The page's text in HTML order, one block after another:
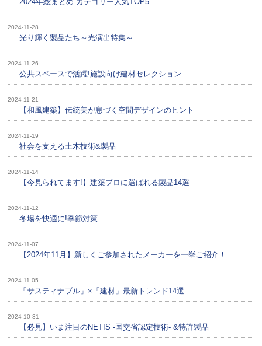
2024-11-28
光り輝く製品たち～光演出特集～
2024-11-26
公共スペースで活躍!施設向け建材セレクション
2024-11-21
【和風建築】伝統美が息づく空間デザインのヒント
2024-11-19
社会を支える土木技術&製品
2024-11-14
【今見られてます!】建築プロに選ばれる製品14選
2024-11-12
冬場を快適に!季節対策
2024-11-07
【2024年11月】新しくご参加されたメーカーを一挙ご紹介！
2024-11-05
「サスティナブル」×「建材」最新トレンド14選
2024-10-31
【必見】いま注目のNETIS -国交省認定技術- &特許製品